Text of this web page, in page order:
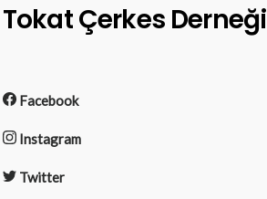
Tokat Çerkes Derneği
Facebook
Instagram
Twitter